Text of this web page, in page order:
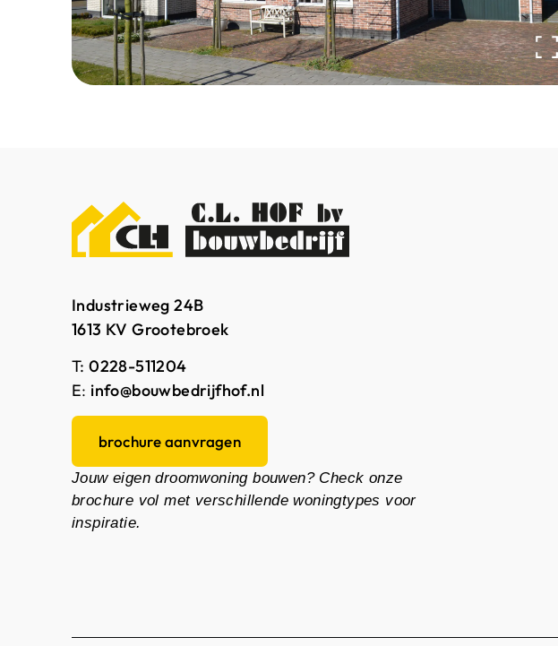
Industrieweg 24B
1613 KV Grootebroek
T: 0228-511204
E: info@bouwbedrijfhof.nl
brochure aanvragen
Jouw eigen droomwoning bouwen? Check onze
brochure vol met verschillende woningtypes voor
inspiratie.